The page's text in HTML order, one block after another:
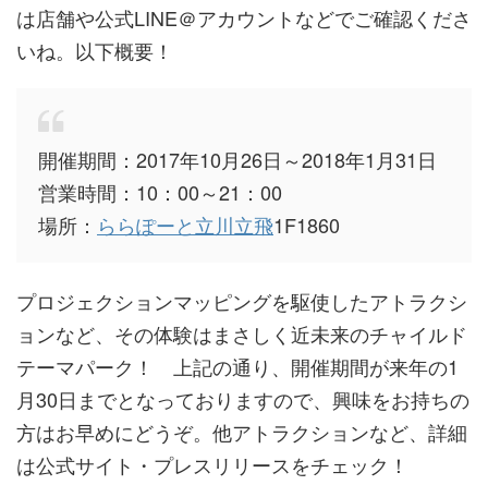
は店舗や公式LINE＠アカウントなどでご確認くださ
いね。以下概要！
開催期間：2017年10月26日～2018年1月31日
営業時間：10：00～21：00
場所： ららぽーと立川立飛1F1860
プロジェクションマッピングを駆使したアトラクシ
ョンなど、その体験はまさしく近未来のチャイルド
テーマパーク！ 上記の通り、開催期間が来年の1
月30日までとなっておりますので、興味をお持ちの
方はお早めにどうぞ。他アトラクションなど、詳細
は公式サイト・プレスリリースをチェック！